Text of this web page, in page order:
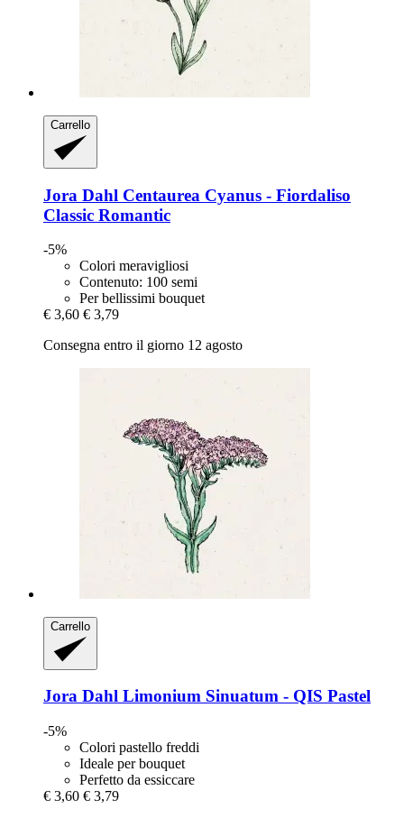
Carrello
Jora Dahl Centaurea Cyanus -​ Fiordaliso
Classic Romantic
-5%
Colori meravigliosi
Contenuto: 100 semi
Per bellissimi bouquet
€ 3,60 € 3,79
Consegna entro il giorno 12 agosto
Carrello
Jora Dahl Limonium Sinuatum -​ QIS Pastel
-5%
Colori pastello freddi
Ideale per bouquet
Perfetto da essiccare
€ 3,60 € 3,79